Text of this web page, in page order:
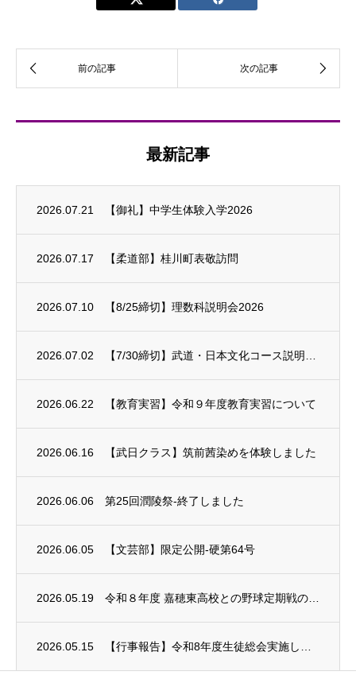
最新記事
2026.07.21 【御礼】中学生体験入学2026
2026.07.17 【柔道部】桂川町表敬訪問
2026.07.10 【8/25締切】理数科説明会2026
2026.07.02
2026.06.22 【教育実習】令和９年度教育実習について
2026.06.16 【武日クラス】筑前茜染めを体験しました
2026.06.06 第25回潤陵祭-終了しました
2026.06.05 【文芸部】限定公開-硬第64号
2026.05.19
2026.05.15